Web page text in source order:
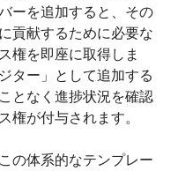
ーを追加すると、その
貢献するために必要な
権を即座に取得しま
ター」として追加する
となく進捗状況を確認
権が付与されます。
の体系的なテンプレー